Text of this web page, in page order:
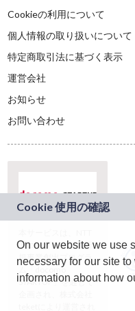
Cookieの利用について
個人情報の取り扱いについて
特定商取引法に基づく表示
運営会社
お知らせ
お問い合わせ
ドコモグループの新
規事業創出プログラ
ム「docomo
STARTUP」を通じて
On our website we use
necessary for our site
information about how